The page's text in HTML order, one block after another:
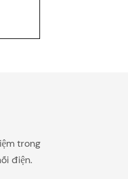
trong
điện.